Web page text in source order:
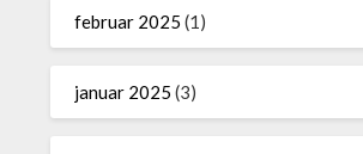
februar 2025 (1)
januar 2025 (3)